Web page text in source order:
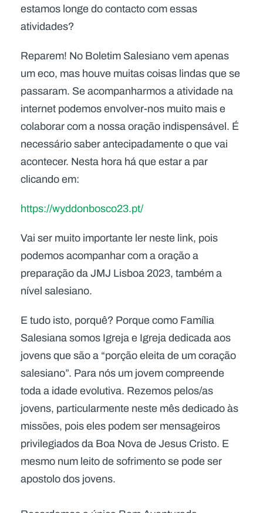
estamos longe do contacto com essas
atividades?
Reparem! No Boletim Salesiano vem apenas
um eco, mas houve muitas coisas lindas que se
passaram. Se acompanharmos a atividade na
internet podemos envolver-nos muito mais e
colaborar com a nossa oração indispensável. É
necessário saber antecipadamente o que vai
acontecer. Nesta hora há que estar a par
clicando em:
https://wyddonbosco23.pt/
Vai ser muito importante ler neste link, pois
podemos acompanhar com a oração a
preparação da JMJ Lisboa 2023, também a
nível salesiano.
E tudo isto, porquê? Porque como Família
Salesiana somos Igreja e Igreja dedicada aos
jovens que são a “porção eleita de um coração
salesiano”. Para nós um jovem compreende
toda a idade evolutiva. Rezemos pelos/as
jovens, particularmente neste mês dedicado às
missões, pois eles podem ser mensageiros
privilegiados da Boa Nova de Jesus Cristo. E
mesmo num leito de sofrimento se pode ser
apostolo dos jovens.